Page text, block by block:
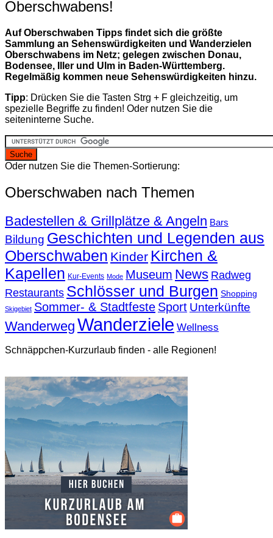
Oberschwabens!
Auf Oberschwaben Tipps findet sich die größte
Sammlung an Sehenswürdigkeiten und Wanderzielen
Oberschwabens im Netz; gelegen zwischen Donau,
Bodensee, Iller und Ulm in Baden-Württemberg.
Regelmäßig kommen neue Sehenswürdigkeiten hinzu.
Tipp: Drücken Sie die Tasten Strg + F gleichzeitig, um
spezielle Begriffe zu finden! Oder nutzen Sie die
seiteninterne Suche.
Oder nutzen Sie die Themen-Sortierung:
Oberschwaben nach Themen
Badestellen & Grillplätze & Angeln Bars
Bildung Geschichten und Legenden aus
Oberschwaben Kinder Kirchen &
Kapellen Kur-Events Mode Museum News Radweg
Restaurants Schlösser und Burgen Shopping
Skigebiet Sommer- & Stadtfeste Sport Unterkünfte
Wanderweg Wanderziele Wellness
Schnäppchen-Kurzurlaub finden - alle Regionen!